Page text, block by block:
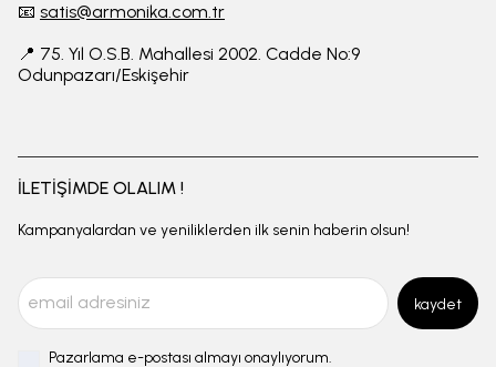
📧 satis@armonika.com.tr
📍 75. Yıl O.S.B. Mahallesi 2002. Cadde No:9
Odunpazarı/Eskişehir
İLETİŞİMDE OLALIM !
Kampanyalardan ve yeniliklerden ilk senin haberin olsun!
kaydet
Pazarlama e-postası almayı onaylıyorum.